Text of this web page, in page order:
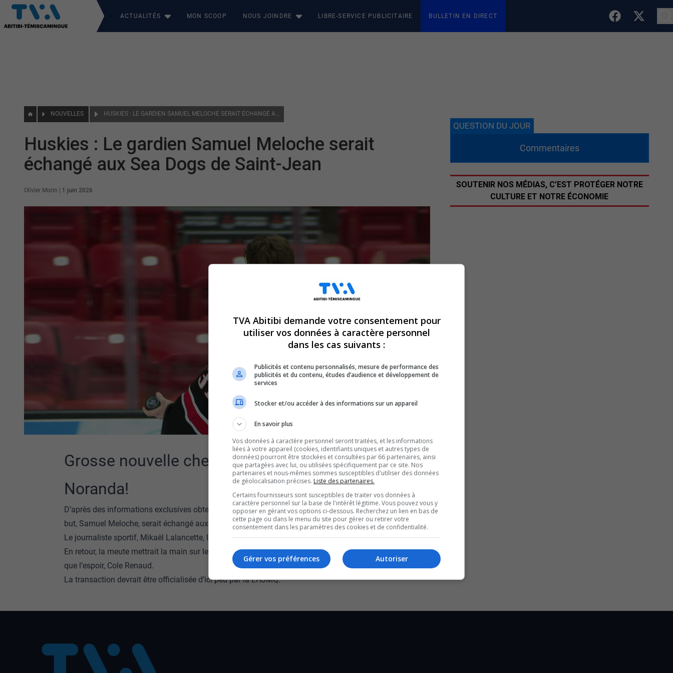
ACTUALITÉS MON SCOOP NOUS JOINDRE LIBRE-SERVICE PUBLICITAIRE BULLETIN EN DIRECT
NOUVELLES HUSKIES : LE GARDIEN SAMUEL MELOCHE SERAIT ÉCHANGÉ AUX SEA DOGS DE SAINT-JEAN
Huskies : Le gardien Samuel Meloche serait
échangé aux Sea Dogs de Saint-Jean
Olivier Morin 1 juin 2026
Grosse nouvelle chez les Huskies de Rouyn-
Noranda!
D’après des informations exclusives obtenues par notre collègue, Olivier Morin, le gardien de
but, Samuel Meloche, serait échangé aux Sea Dogs de Saint-Jean.
Le journaliste sportif, Mikaël Lalancette, l’a aussi confirmé, cette fin de semaine.
En retour, la meute mettrait la main sur les 15e et 32e choix du prochain repêchage, ainsi
que l’espoir, Cole Renaud.
La transaction devrait être officialisée d’ici peu par la LHJMQ.
QUESTION DU JOUR
Commentaires
SOUTENIR NOS MÉDIAS, C’EST PROTÉGER NOTRE
CULTURE ET NOTRE ÉCONOMIE
TVA Abitibi demande votre consentement pour
utiliser vos données à caractère personnel
dans les cas suivants :
Publicités et contenu personnalisés, mesure de performance des
publicités et du contenu, études d’audience et développement de
services
Stocker et/ou accéder à des informations sur un appareil
En savoir plus
Vos données à caractère personnel seront traitées, et les informations
liées à votre appareil (cookies, identifiants uniques et autres types de
données) pourront être stockées et consultées par 66 partenaires, ainsi
que partagées avec lui, ou utilisées spécifiquement par ce site. Nos
partenaires et nous-mêmes sommes susceptibles d'utiliser des données
de géolocalisation précises. Liste des partenaires.
Certains fournisseurs sont susceptibles de traiter vos données à
caractère personnel sur la base de l'intérêt légitime. Vous pouvez vous y
opposer en gérant vos options ci-dessous. Recherchez un lien en bas de
cette page ou dans le menu du site pour gérer ou retirer votre
consentement dans les paramètres des cookies et de confidentialité.
Autoriser
Gérer vos préférences